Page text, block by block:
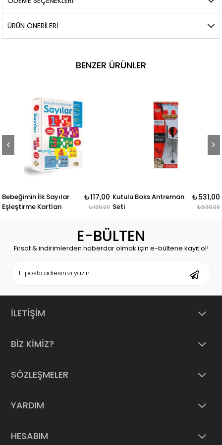
ÜRÜN ÖNERILERI
BENZER ÜRÜNLER
Bebeğimin İlk Sayılar
Eşleştirme Kartları
₺117,00
₺130,00
Kutulu Boks Antreman
Seti
₺531,00
₺590,00
E-BÜLTEN
Fırsat & indirimlerden haberdar olmak için e-bültene kayıt ol!
İLETİŞİM
BİZ KİMİZ?
SÖZLEŞMELER
YARDIM
HESABIM